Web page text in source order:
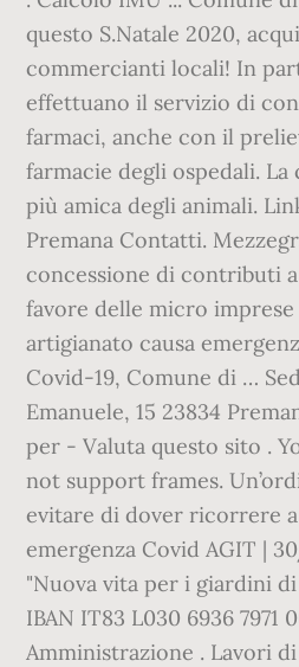
questo S.Natale 2020,
commercianti locali! In
effettuano il servizio di
farmaci, anche con il
farmacie degli ospedali.
più amica degli animali.
Premana Contatti.
concessione di contributi
favore delle micro
artigianato causa
Covid-19, Comune di …
Emanuele, 15 23834
per - Valuta questo sito .
not support frames.
evitare di dover ricorrere
emergenza Covid AGIT |
"Nuova vita per i giardini
IBAN IT83 L030 6936 7971
Amministrazione . Lavori